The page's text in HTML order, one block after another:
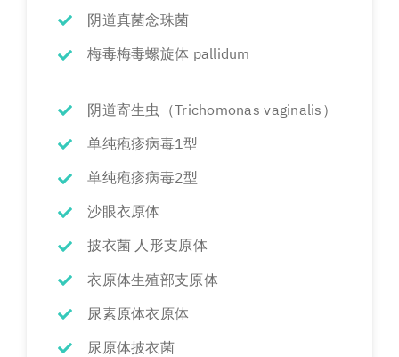
阴道真菌念珠菌
梅毒梅毒螺旋体 pallidum
阴道寄生虫（Trichomonas vaginalis）
单纯疱疹病毒1型
单纯疱疹病毒2型
沙眼衣原体
披衣菌 人形支原体
衣原体生殖部支原体
尿素原体衣原体
尿原体披衣菌